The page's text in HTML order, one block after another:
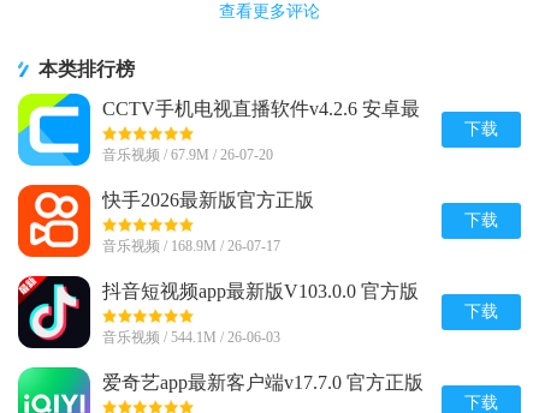
查看更多评论
本类排行榜
CCTV手机电视直播软件v4.2.6 安卓最
新版
音乐视频 / 67.9M / 26-07-20
下载
快手2026最新版官方正版
v14.6.20.49153 安卓版
音乐视频 / 168.9M / 26-07-17
下载
抖音短视频app最新版V103.0.0 官方版
音乐视频 / 544.1M / 26-06-03
下载
爱奇艺app最新客户端v17.7.0 官方正版
下载